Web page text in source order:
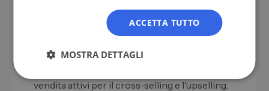
costosi Espansione delle vendite.
Account manager come puro manager del
contratti si lascia alle spalle l'espansione. Gli
vendita attivi per il cross-selling e l'upselling.
ACCETTA TUTTO
MOSTRA DETTAGLI